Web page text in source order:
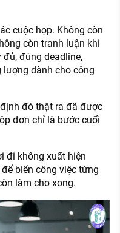
cuộc họp. Không còn
còn tranh luận khi
đúng deadline,
lượng dành cho công
đó thật ra đã được
đơn chỉ là bước cuối
đi không xuất hiện
biến công việc từng
làm cho xong.